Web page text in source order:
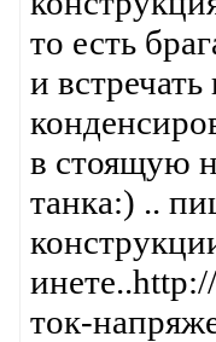
то есть
и
в стоящую
танка:) ..
ток-